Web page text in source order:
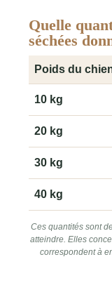
Quelle
séchées
Quantités
Poids du
10 kg
20 kg
30 kg
40 kg
Ces quantités sont
atteindre. Elles
correspondent à